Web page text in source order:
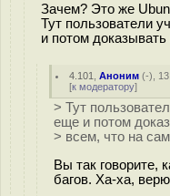
Зачем? Это же
Тут пользователи
и потом
4.101 ,Аноним (-),
[к модератору]
> Тут
еще и потом
> всем, что на
Вы так говорите,
багов. Ха-ха,